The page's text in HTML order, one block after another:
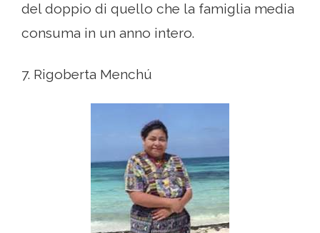
del doppio di quello che la famiglia media
consuma in un anno intero.
7. Rigoberta Menchú